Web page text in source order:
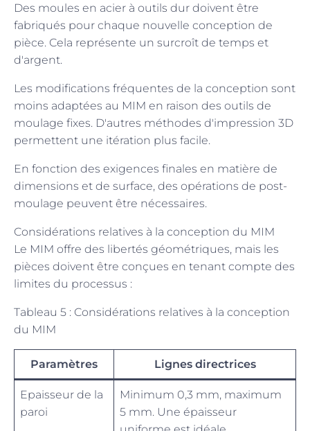
Des moules en acier à outils dur doivent être
fabriqués pour chaque nouvelle conception de
pièce. Cela représente un surcroît de temps et
d'argent.
Les modifications fréquentes de la conception sont
moins adaptées au MIM en raison des outils de
moulage fixes. D'autres méthodes d'impression 3D
permettent une itération plus facile.
En fonction des exigences finales en matière de
dimensions et de surface, des opérations de post-
moulage peuvent être nécessaires.
Considérations relatives à la conception du MIM
Le MIM offre des libertés géométriques, mais les
pièces doivent être conçues en tenant compte des
limites du processus :
Tableau 5 : Considérations relatives à la conception
du MIM
Paramètres Lignes directrices
Epaisseur de la
paroi
Minimum 0,3 mm, maximum
5 mm. Une épaisseur